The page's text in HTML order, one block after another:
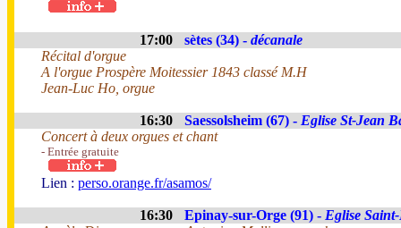
17:00 sètes (34) - décanale
Récital d'orgue
A l'orgue Prospère Moitessier 1843 classé M.H
Jean-Luc Ho, orgue
16:30 Saessolsheim (67) - Eglise St-Jean
Concert à deux orgues et chant
- Entrée gratuite
Lien : perso.orange.fr/asamos/
16:30 Epinay-sur-Orge (91) - Eglise